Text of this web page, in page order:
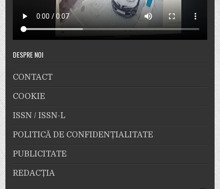
DESPRE NOI
CONTACT
COOKIE
ISSN / ISSN-L
POLITICĂ DE CONFIDENȚIALITATE
PUBLICITATE
REDACȚIA